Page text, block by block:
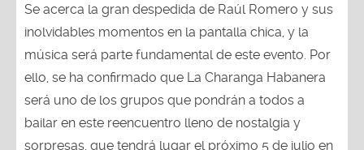
Se acerca la gran despedida de Raúl Romero y sus
inolvidables momentos en la pantalla chica, y la
música será parte fundamental de este evento. Por
ello, se ha confirmado que La Charanga Habanera
será uno de los grupos que pondrán a todos a
bailar en este reencuentro lleno de nostalgia y
sorpresas, que tendrá lugar el próximo 5 de julio en